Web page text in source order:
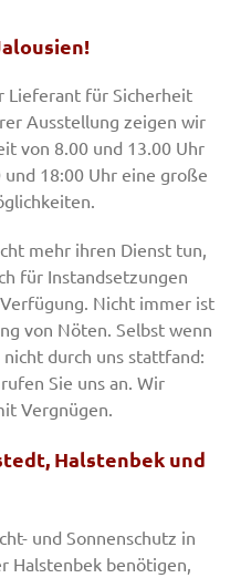
Lieferant für Sicherheit
Ausstellung zeigen wir
von 8.00 und 13.00 Uhr
18:00 Uhr eine große
mehr ihren Dienst tun,
für Instandsetzungen
Nicht immer ist
von Nöten. Selbst wenn
durch uns stattfand:
Sie uns an. Wir
Vergnügen.
Halstenbek und
und Sonnenschutz in
Halstenbek benötigen,